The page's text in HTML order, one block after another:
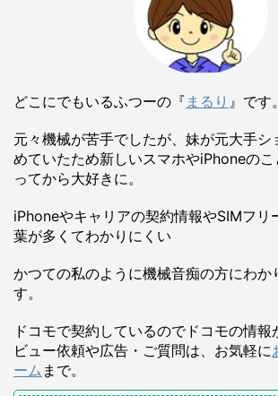
どこにでもいるふつーの『 まるり 』です。
元々機械が苦手でしたが、妹が元大手シ
めていたため新しいスマホやiPhoneの
ってから大好きに。
iPhoneやキャリアの契約情報やSIMフリ
葉が多くてわかりにくい
かつての私のように機械音痴の方にわか
す。
ドコモで契約しているのでドコモの情報
ビュー依頼や広告・ご質問は、お気軽に
ーム まで。